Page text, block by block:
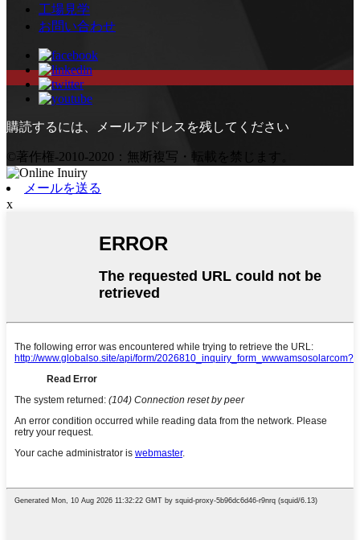
工場見学
お問い合わせ
購読するには、メールアドレスを残してください
©著作権-2010-2020：無断複写・転載を禁じます。
メールを送る
x